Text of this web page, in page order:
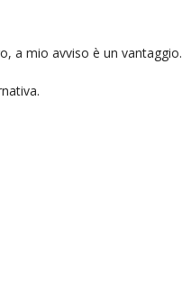
a mio avviso è un vantaggio.